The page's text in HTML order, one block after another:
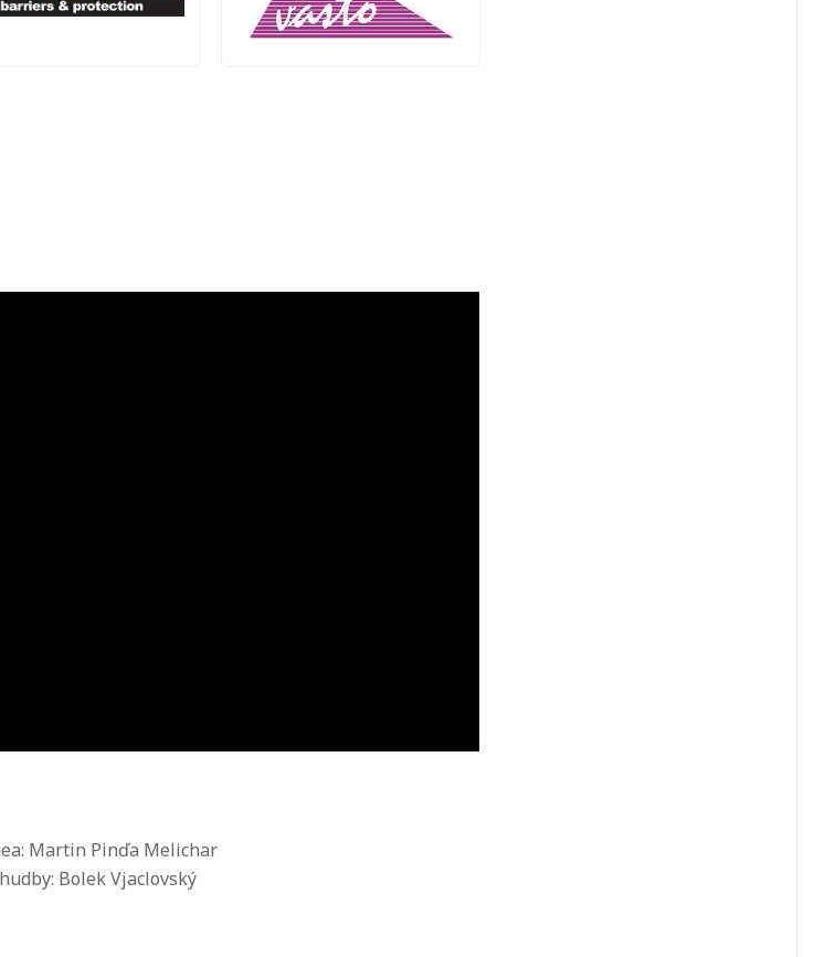
Martin Pinďa Melichar
Bolek Vjaclovský